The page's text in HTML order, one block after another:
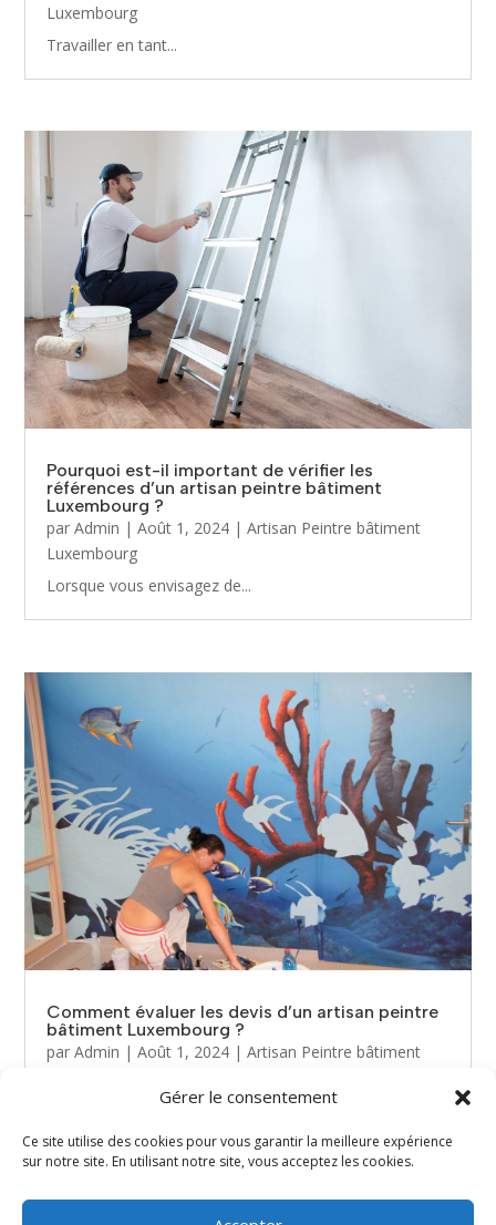
Gérer le consentement
Ce site utilise des cookies pour vous garantir la meilleure expérience
sur notre site. En utilisant notre site, vous acceptez les cookies.
Luxembourg
Travailler en tant...
Pourquoi est-il important de vérifier les
références d’un artisan peintre bâtiment
Luxembourg ?
parAdmin |Août 1, 2024 |Artisan Peintre bâtiment
Luxembourg
Lorsque vous envisagez de...
Comment évaluer les devis d’un artisan peintre
bâtiment Luxembourg ?
parAdmin |Août 1, 2024 |Artisan Peintre bâtiment
Lorsque vous envisagez des...